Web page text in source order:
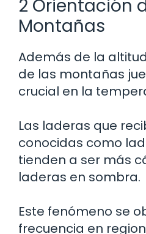
2 Orientación
Montañas
Además de la
de las montañas
crucial en la
Las laderas que
conocidas como
tienden a ser más
laderas en sombra.
Este fenómeno se
frecuencia en